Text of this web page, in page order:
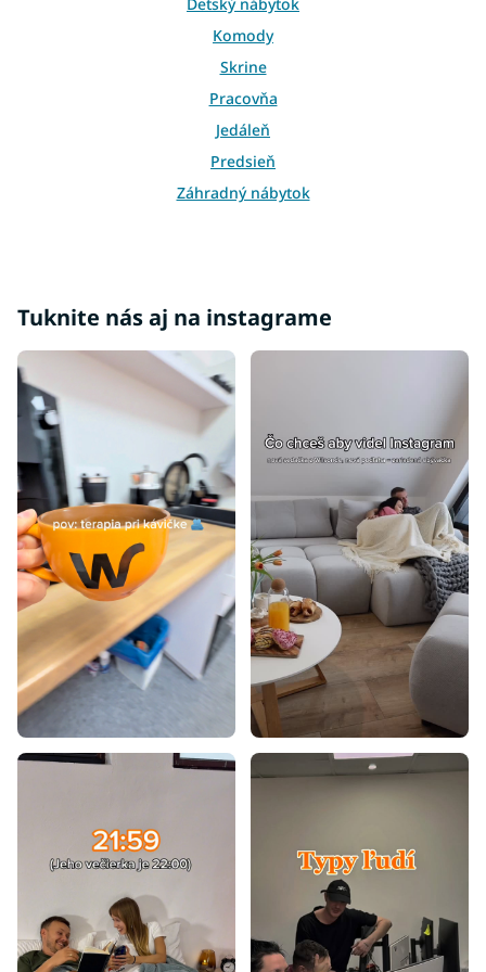
ý
p
s
u
Komody
Skrine
Pracovňa
Jedáleň
Predsieň
Záhradný nábytok
Postele 140x200
Postele 180x200
Postele 200x200
Postele 80x200
Postele 90x195
Postele 70x140
Postele 80x160
Postele 90x180
Postele 100x200
Postele 80x195
Postele 80x180
Postele 90x190
Postele 80x190
Postele 85x200
Dizajnové postele
Vidiecke postele
Tuknite nás aj na instagrame